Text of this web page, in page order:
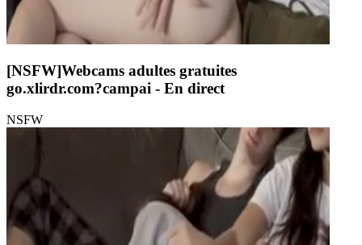
[NSFW]Webcams adultes gratuites
go.xlirdr.com?campai - En direct
NSFW